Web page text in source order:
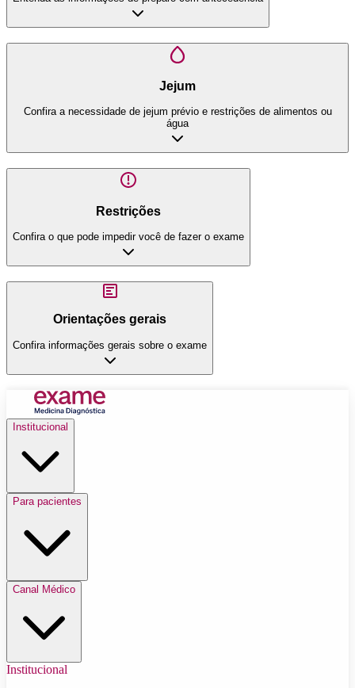
Jejum
Confira a necessidade de jejum prévio e restrições de alimentos ou
água
Restrições
Confira o que pode impedir você de fazer o exame
Orientações gerais
Confira informações gerais sobre o exame
Institucional
Para pacientes
Canal Médico
Institucional